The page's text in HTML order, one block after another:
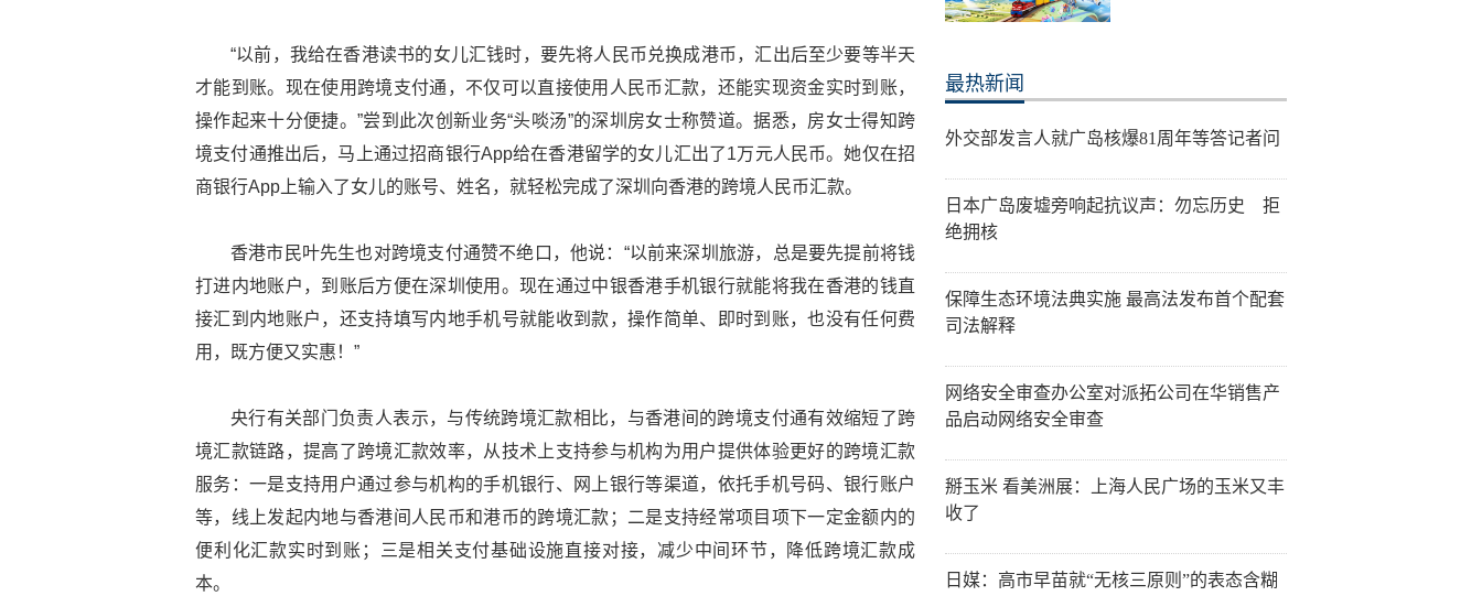
“以前，我给在香港读书的女儿汇钱时，要先将人民币兑换成港币，汇出后至少要等半天
才能到账。现在使用跨境支付通，不仅可以直接使用人民币汇款，还能实现资金实时到账，
操作起来十分便捷。”尝到此次创新业务“头啖汤”的深圳房女士称赞道。据悉，房女士得知跨
境支付通推出后，马上通过招商银行App给在香港留学的女儿汇出了1万元人民币。她仅在招
商银行App上输入了女儿的账号、姓名，就轻松完成了深圳向香港的跨境人民币汇款。
香港市民叶先生也对跨境支付通赞不绝口，他说：“以前来深圳旅游，总是要先提前将钱
打进内地账户，到账后方便在深圳使用。现在通过中银香港手机银行就能将我在香港的钱直
接汇到内地账户，还支持填写内地手机号就能收到款，操作简单、即时到账，也没有任何费
用，既方便又实惠！”
央行有关部门负责人表示，与传统跨境汇款相比，与香港间的跨境支付通有效缩短了跨
境汇款链路，提高了跨境汇款效率，从技术上支持参与机构为用户提供体验更好的跨境汇款
服务：一是支持用户通过参与机构的手机银行、网上银行等渠道，依托手机号码、银行账户
等，线上发起内地与香港间人民币和港币的跨境汇款；二是支持经常项目项下一定金额内的
便利化汇款实时到账；三是相关支付基础设施直接对接，减少中间环节，降低跨境汇款成
本。
最热新闻
外交部发言人就广岛核爆81周年等答记者问
日本广岛废墟旁响起抗议声：勿忘历史 拒
绝拥核
保障生态环境法典实施 最高法发布首个配套
司法解释
网络安全审查办公室对派拓公司在华销售产
品启动网络安全审查
掰玉米 看美洲展：上海人民广场的玉米又丰
收了
日媒：高市早苗就“无核三原则”的表态含糊